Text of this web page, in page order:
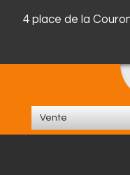
4 place de la
Vente